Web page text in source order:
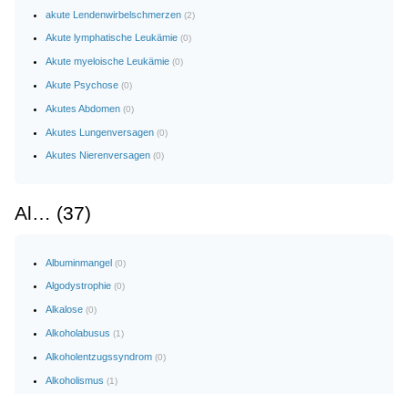
akute Lendenwirbelschmerzen (2)
Akute lymphatische Leukämie (0)
Akute myeloische Leukämie (0)
Akute Psychose (0)
Akutes Abdomen (0)
Akutes Lungenversagen (0)
Akutes Nierenversagen (0)
Al… (37)
Albuminmangel (0)
Algodystrophie (0)
Alkalose (0)
Alkoholabusus (1)
Alkoholentzugssyndrom (0)
Alkoholismus (1)